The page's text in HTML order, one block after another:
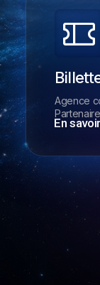
Agence
En